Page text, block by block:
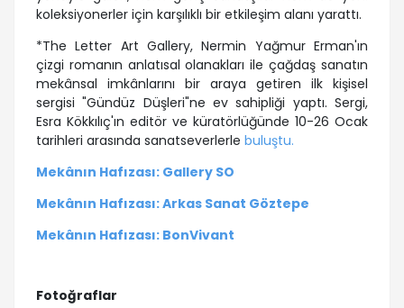
koleksiyonerler için karşılıklı bir etkileşim alanı yarattı.
*The Letter Art Gallery, Nermin Yağmur Erman'ın
çizgi romanın anlatısal olanakları ile çağdaş sanatın
mekânsal imkânlarını bir araya getiren ilk kişisel
sergisi "Gündüz Düşleri"ne ev sahipliği yaptı. Sergi,
Esra Kökkılıç'ın editör ve küratörlüğünde 10-26 Ocak
tarihleri arasında sanatseverlerle buluştu.
Mekânın Hafızası: Gallery SO
Mekânın Hafızası: Arkas Sanat Göztepe
Mekânın Hafızası: BonVivant
Fotoğraflar